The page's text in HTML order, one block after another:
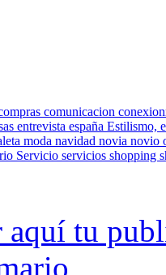
comunicacion
entrevista españa Estilismo,
moda navidad novia novio
Servicio servicios shopping
aquí tu